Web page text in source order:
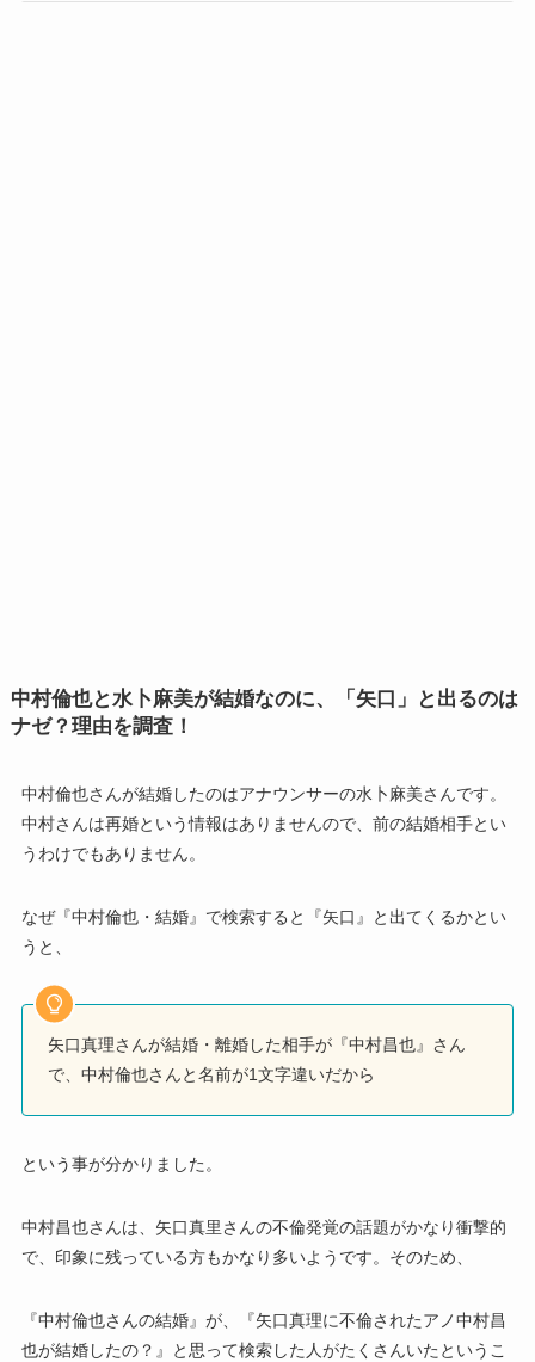
中村倫也と水卜麻美が結婚なのに、「矢口」と出るのは
ナゼ？理由を調査！
中村倫也さんが結婚したのはアナウンサーの水卜麻美さんです。
中村さんは再婚という情報はありませんので、前の結婚相手とい
うわけでもありません。
なぜ『中村倫也・結婚』で検索すると『矢口』と出てくるかとい
うと、
矢口真理さんが結婚・離婚した相手が『中村昌也』さん
で、中村倫也さんと名前が1文字違いだから
という事が分かりました。
中村昌也さんは、矢口真里さんの不倫発覚の話題がかなり衝撃的
で、印象に残っている方もかなり多いようです。そのため、
『中村倫也さんの結婚』が、『矢口真理に不倫されたアノ中村昌
也が結婚したの？』と思って検索した人がたくさんいたというこ